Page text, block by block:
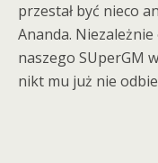
przestał być nieco
Ananda.
naszego SUperGM
nikt mu już nie